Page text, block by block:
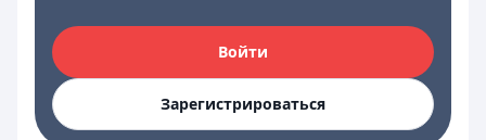
Войти
Зарегистрироваться